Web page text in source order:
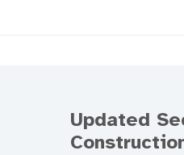
Updated